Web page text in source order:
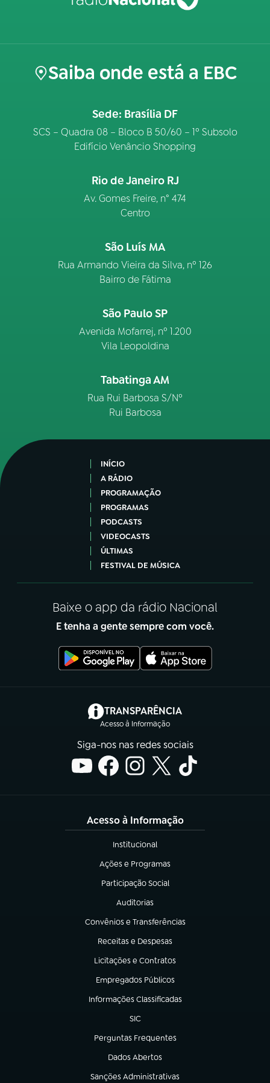
Saiba onde está a EBC
Sede: Brasília DF
SCS – Quadra 08 – Bloco B 50/60 – 1º Subsolo
Edifício Venâncio Shopping
Rio de Janeiro RJ
Av. Gomes Freire, n° 474
Centro
São Luís MA
Rua Armando Vieira da Silva, nº 126
Bairro de Fátima
São Paulo SP
Avenida Mofarrej, nº 1.200
Vila Leopoldina
Tabatinga AM
Rua Rui Barbosa S/Nº
Rui Barbosa
INÍCIO
A RÁDIO
PROGRAMAÇÃO
PROGRAMAS
PODCASTS
VIDEOCASTS
ÚLTIMAS
FESTIVAL DE MÚSICA
Baixe o app da rádio Nacional
E tenha a gente sempre com você.
TRANSPARÊNCIA
Acesso à Informação
(abre em nova aba)
Siga-nos nas redes sociais
Acesso à Informação
Institucional
(abre em nova aba)
Ações e Programas
(abre em nova aba)
Participação Social
(abre em nova aba)
Auditorias
(abre em nova aba)
Convênios e Transferências
(abre em nova aba)
Receitas e Despesas
(abre em nova aba)
Licitações e Contratos
(abre em nova aba)
Empregados Públicos
(abre em nova aba)
Informações Classificadas
(abre em nova aba)
SIC
(abre em nova aba)
Perguntas Frequentes
(abre em nova aba)
Dados Abertos
(abre em nova aba)
Sanções Administrativas
(abre em nova aba)